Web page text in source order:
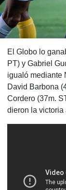
El Globo lo
PT) y Gabriel
igualó mediante
David Barbona
Cordero (37m.
dieron la victoria